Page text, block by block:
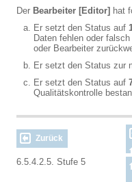
Der Bearbeiter [Editor] hat
Er setzt den Status auf
Daten fehlen oder
oder Bearbeiter
Er setzt den Status zur
Er setzt den Status auf
Qualitätskontrolle
Zurück
6.5.4.2.5. Stufe 5